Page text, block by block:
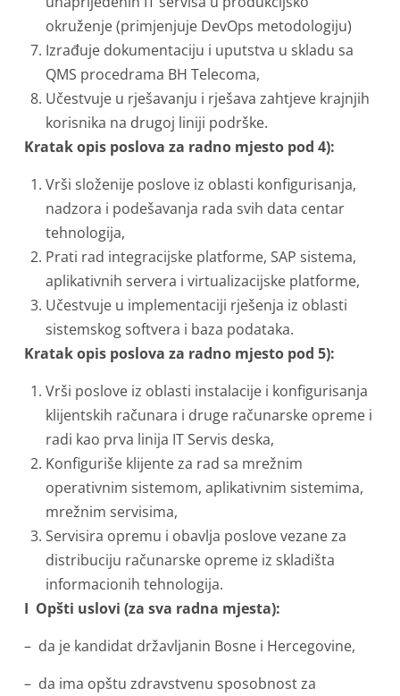
okruženje (primjenjuje DevOps metodologiju)
Izrađuje dokumentaciju i uputstva u skladu sa
QMS procedrama BH Telecoma,
Učestvuje u rješavanju i rješava zahtjeve krajnjih
korisnika na drugoj liniji podrške.
Kratak opis poslova za radno mjesto pod 4):
Vrši složenije poslove iz oblasti konfigurisanja,
nadzora i podešavanja rada svih data centar
tehnologija,
Prati rad integracijske platforme, SAP sistema,
aplikativnih servera i virtualizacijske platforme,
Učestvuje u implementaciji rješenja iz oblasti
sistemskog softvera i baza podataka.
Kratak opis poslova za radno mjesto pod 5):
Vrši poslove iz oblasti instalacije i konfigurisanja
klijentskih računara i druge računarske opreme i
radi kao prva linija IT Servis deska,
Konfiguriše klijente za rad sa mrežnim
operativnim sistemom, aplikativnim sistemima,
mrežnim servisima,
Servisira opremu i obavlja poslove vezane za
distribuciju računarske opreme iz skladišta
informacionih tehnologija.
I Opšti uslovi (za sva radna mjesta):
– da je kandidat državljanin Bosne i Hercegovine,
– da ima opštu zdravstvenu sposobnost za